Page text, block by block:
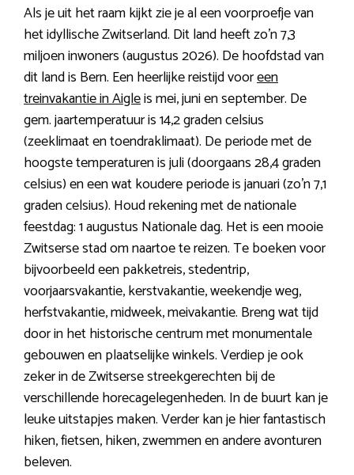
Als je uit het raam kijkt zie je al een voorproefje van
het idyllische Zwitserland. Dit land heeft zo’n 7,3
miljoen inwoners (augustus 2026). De hoofdstad van
dit land is Bern. Een heerlijke reistijd vooreen
treinvakantie in Aigleis mei, juni en september. De
gem. jaartemperatuur is 14,2 graden celsius
(zeeklimaat en toendraklimaat). De periode met de
hoogste temperaturen is juli (doorgaans 28,4 graden
celsius) en een wat koudere periode is januari (zo’n 7,1
graden celsius). Houd rekening met de nationale
feestdag: 1 augustus Nationale dag. Het is een mooie
Zwitserse stad om naartoe te reizen. Te boeken voor
bijvoorbeeld een pakketreis, stedentrip,
voorjaarsvakantie, kerstvakantie, weekendje weg,
herfstvakantie, midweek, meivakantie. Breng wat tijd
door in het historische centrum met monumentale
gebouwen en plaatselijke winkels. Verdiep je ook
zeker in de Zwitserse streekgerechten bij de
verschillende horecagelegenheden. In de buurt kan je
leuke uitstapjes maken. Verder kan je hier fantastisch
hiken, fietsen, hiken, zwemmen en andere avonturen
beleven.